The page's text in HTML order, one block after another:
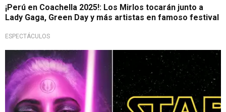
¡Perú en Coachella 2025!: Los Mirlos tocarán junto a
Lady Gaga, Green Day y más artistas en famoso festival
ESPECTÁCULOS
¡Es Imparable!